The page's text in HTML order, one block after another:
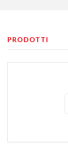
PRODOTTI